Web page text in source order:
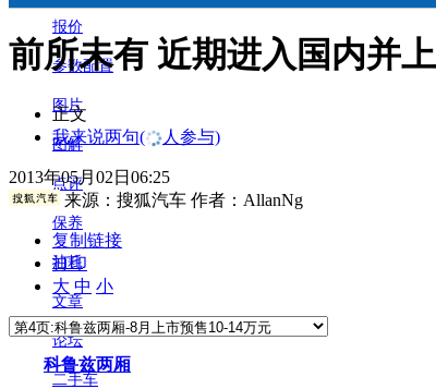
报价
参数配置
图片
图解
点评
保养
油耗
文章
论坛
二手车
前所未有 近期进入国内并
正文
我来说两句( 人参与)
2013年05月02日06:25
来源： 搜狐汽车作者：AllanNg
复制链接
打印
大 中 小
科鲁兹两厢